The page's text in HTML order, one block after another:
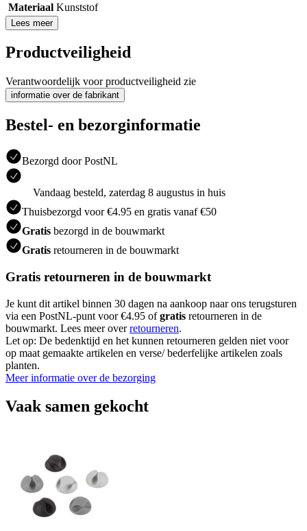
Materiaal Kunststof
Lees meer
Productveiligheid
Verantwoordelijk voor productveiligheid zie
informatie over de fabrikant
Bestel- en bezorginformatie
Bezorgd door PostNL
Vandaag besteld, zaterdag 8 augustus in huis
Thuisbezorgd voor €4.95 en gratis vanaf €50
Gratis bezorgd in de bouwmarkt
Gratis retourneren in de bouwmarkt
Gratis retourneren in de bouwmarkt
Je kunt dit artikel binnen 30 dagen na aankoop naar ons terugsturen
via een PostNL-punt voor €4.95 ofgratis retourneren in de
bouwmarkt. Lees meer overretourneren.
Let op: De bedenktijd en het kunnen retourneren gelden niet voor
op maat gemaakte artikelen en verse/ bederfelijke artikelen zoals
planten.
Meer informatie over de bezorging
Vaak samen gekocht